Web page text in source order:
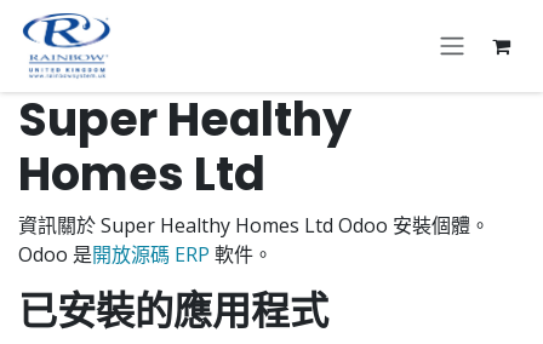
跳至內容
Super Healthy
Homes Ltd
資訊關於 Super Healthy Homes Ltd Odoo 安裝個體。
Odoo 是開放源碼 ERP 軟件。
已安裝的應用程式